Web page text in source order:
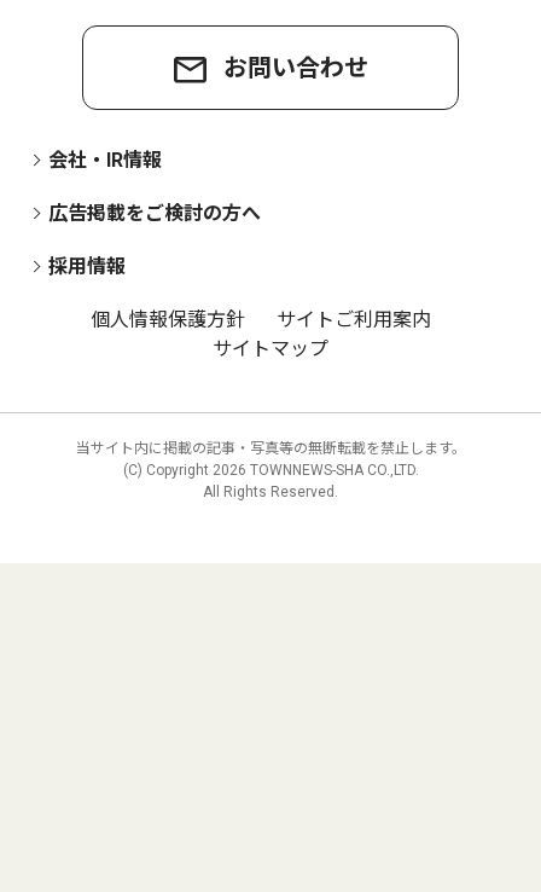
お問い合わせ
会社・IR情報
広告掲載をご検討の方へ
採用情報
個人情報保護方針
サイトご利用案内
サイトマップ
当サイト内に掲載の記事・写真等の無断転載を禁止します。
(C) Copyright 2026 TOWNNEWS-SHA CO.,LTD.
All Rights Reserved.